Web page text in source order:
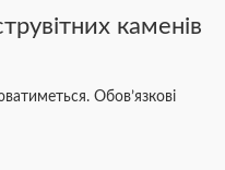
каменів
Обов’язкові